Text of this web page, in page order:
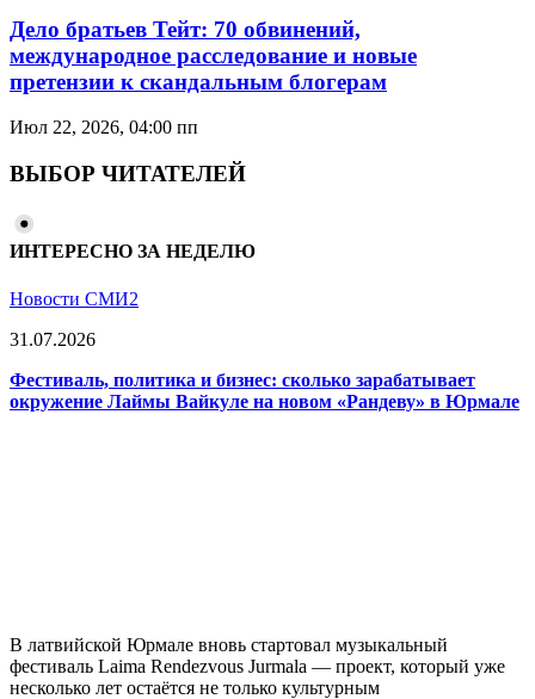
Дело братьев Тейт: 70 обвинений,
международное расследование и новые
претензии к скандальным блогерам
Июл 22, 2026, 04:00 пп
ВЫБОР ЧИТАТЕЛЕЙ
ИНТЕРЕСНО ЗА НЕДЕЛЮ
Новости СМИ2
31.07.2026
Фестиваль, политика и бизнес: сколько зарабатывает
окружение Лаймы Вайкуле на новом «Рандеву» в Юрмале
В латвийской Юрмале вновь стартовал музыкальный
фестиваль Laima Rendezvous Jurmala — проект, который уже
несколько лет остаётся не только культурным